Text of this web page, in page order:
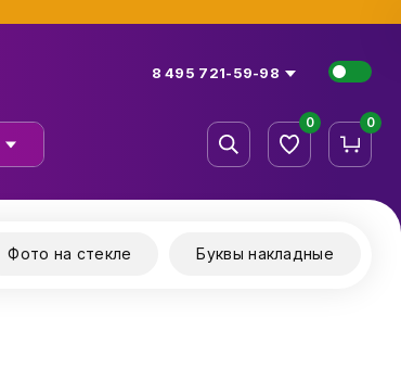
8 495 721-59-98
0 0
Фото на стекле Буквы накладные